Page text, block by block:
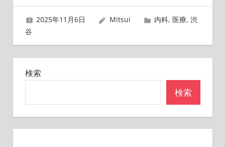
ゲ
ー
シ
ョ
2025年11月6日 Mitsui 内科, 医療,渋
谷
検索
検索